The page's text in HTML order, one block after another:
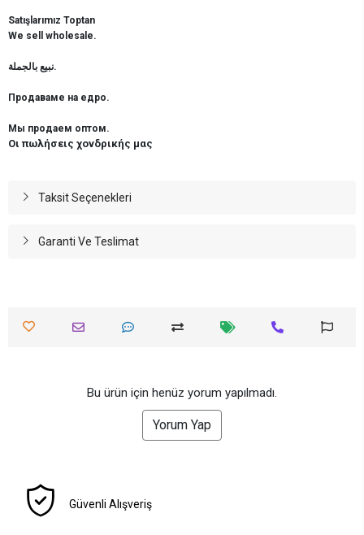
Satışlarımız Toptan
We sell wholesale.
نبيع بالجملة.
Продаваме на едро.
Мы продаем оптом.
Οι πωλήσεις χονδρικής μας
Taksit Seçenekleri
Garanti Ve Teslimat
Bu ürün için henüz yorum yapılmadı.
Yorum Yap
Güvenli Alışveriş